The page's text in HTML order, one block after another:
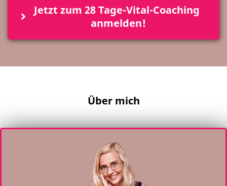
Jetzt zum 28 Tage-Vital-Coaching
anmelden!
Über mich